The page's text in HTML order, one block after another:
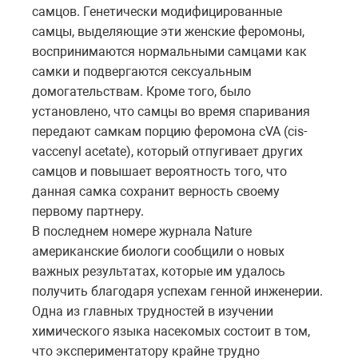
самцов. Генетически модифицированные
самцы, выделяющие эти женские феромоны,
воспринимаются нормальными самцами как
самки и подвергаются сексуальным
домогательствам. Кроме того, было
установлено, что самцы во время спаривания
передают самкам порцию феромона cVA (cis-
vaccenyl acetate), который отпугивает других
самцов и повышает вероятность того, что
данная самка сохранит верность своему
первому партнеру.
В последнем номере журнала Nature
американские биологи сообщили о новых
важных результатах, которые им удалось
получить благодаря успехам генной инженерии.
Одна из главных трудностей в изучении
химического языка насекомых состоит в том,
что экспериментатору крайне трудно